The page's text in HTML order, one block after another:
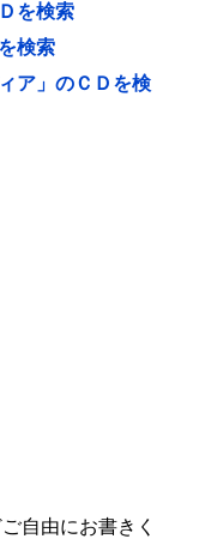
を検索
検索
ア」のＣＤを検
自由にお書きく